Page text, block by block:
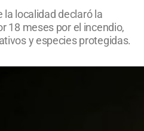
la localidad declaró la
18 meses por el incendio,
y especies protegidas.